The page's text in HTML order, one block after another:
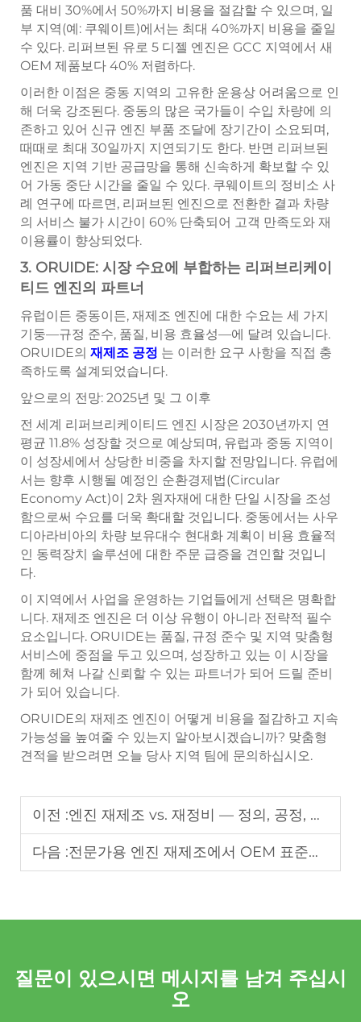
품 대비 30%에서 50%까지 비용을 절감할 수 있으며, 일
부 지역(예: 쿠웨이트)에서는 최대 40%까지 비용을 줄일
수 있다. 리퍼브된 유로 5 디젤 엔진은 GCC 지역에서 새
OEM 제품보다 40% 저렴하다.
이러한 이점은 중동 지역의 고유한 운용상 어려움으로 인
해 더욱 강조된다. 중동의 많은 국가들이 수입 차량에 의
존하고 있어 신규 엔진 부품 조달에 장기간이 소요되며,
때때로 최대 30일까지 지연되기도 한다. 반면 리퍼브된
엔진은 지역 기반 공급망을 통해 신속하게 확보할 수 있
어 가동 중단 시간을 줄일 수 있다. 쿠웨이트의 정비소 사
례 연구에 따르면, 리퍼브된 엔진으로 전환한 결과 차량
의 서비스 불가 시간이 60% 단축되어 고객 만족도와 재
이용률이 향상되었다.
3. ORUIDE: 시장 수요에 부합하는 리퍼브리케이
티드 엔진의 파트너
유럽이든 중동이든, 재제조 엔진에 대한 수요는 세 가지
기둥—규정 준수, 품질, 비용 효율성—에 달려 있습니다.
ORUIDE의 재제조 공정 는 이러한 요구 사항을 직접 충
족하도록 설계되었습니다.
앞으로의 전망: 2025년 및 그 이후
전 세계 리퍼브리케이티드 엔진 시장은 2030년까지 연
평균 11.8% 성장할 것으로 예상되며, 유럽과 중동 지역이
이 성장세에서 상당한 비중을 차지할 전망입니다. 유럽에
서는 향후 시행될 예정인 순환경제법(Circular
Economy Act)이 2차 원자재에 대한 단일 시장을 조성
함으로써 수요를 더욱 확대할 것입니다. 중동에서는 사우
디아라비아의 차량 보유대수 현대화 계획이 비용 효율적
인 동력장치 솔루션에 대한 주문 급증을 견인할 것입니
다.
이 지역에서 사업을 운영하는 기업들에게 선택은 명확합
니다. 재제조 엔진은 더 이상 유행이 아니라 전략적 필수
요소입니다. ORUIDE는 품질, 규정 준수 및 지역 맞춤형
서비스에 중점을 두고 있으며, 성장하고 있는 이 시장을
함께 헤쳐 나갈 신뢰할 수 있는 파트너가 되어 드릴 준비
가 되어 있습니다.
ORUIDE의 재제조 엔진이 어떻게 비용을 절감하고 지속
가능성을 높여줄 수 있는지 알아보시겠습니까? 맞춤형
견적을 받으려면 오늘 당사 지역 팀에 문의하십시오.
이전 :엔진 재제조 vs. 재정비 — 정의, 공정, 기준 및 실무상의 함의
다음 :전문가용 엔진 재제조에서 OEM 표준이 어떻게 적용되는지
질문이 있으시면 메시지를 남겨 주십시
오